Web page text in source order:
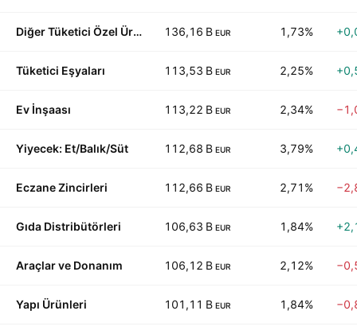
Diğer Tüketici Özel Ürünler 136,16 B EUR 1,73%
Tüketici Eşyaları 113,53 B EUR 2,25%
Ev İnşaası 113,22 B EUR 2,34%
Yiyecek: Et/Balık/Süt 112,68 B EUR 3,79%
Eczane Zincirleri 112,66 B EUR 2,71%
Gıda Distribütörleri 106,63 B EUR 1,84%
Araçlar ve Donanım 106,12 B EUR 2,12%
Yapı Ürünleri 101,11 B EUR 1,84%